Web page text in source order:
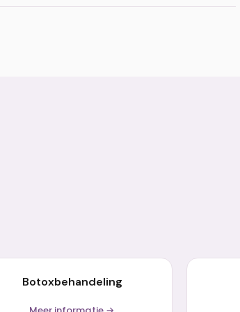
Botoxbehandeling